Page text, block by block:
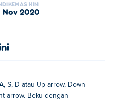
DIKEMAS KINI
Nov 2020
S, D atau Up arrow, Down
arrow. Beku dengan